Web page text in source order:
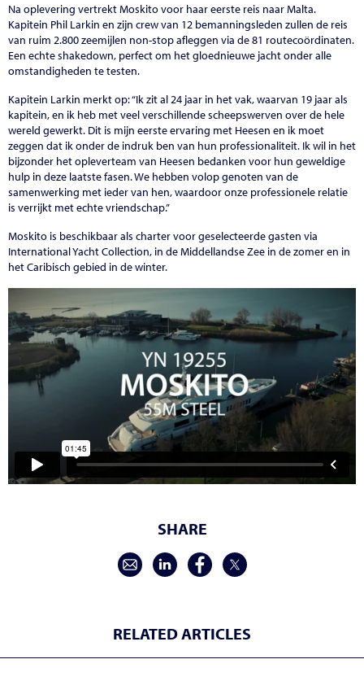
Na oplevering vertrekt Moskito voor haar eerste reis naar Malta.
Kapitein Phil Larkin en zijn crew van 12 bemanningsleden zullen de reis
van ruim 2.800 zeemijlen non-stop afleggen via de 81 routecoördinaten.
Een echte shakedown, perfect om het gloednieuwe jacht onder alle
omstandigheden te testen.
Kapitein Larkin merkt op: “Ik zit al 24 jaar in het vak, waarvan 19 jaar als
kapitein, en ik heb met veel verschillende scheepswerven over de hele
wereld gewerkt. Dit is mijn eerste ervaring met Heesen en ik moet
zeggen dat ik onder de indruk ben van hun professionaliteit. Ik wil in het
bijzonder het opleverteam van Heesen bedanken voor hun geweldige
hulp in deze laatste fasen. We hebben volop genoten van de
samenwerking met ieder van hen, waardoor onze professionele relatie
is verrijkt met echte vriendschap.”
Moskito is beschikbaar als charter voor geselecteerde gasten via
International Yacht Collection, in de Middellandse Zee in de zomer en in
het Caribisch gebied in de winter.
SHARE
RELATED ARTICLES